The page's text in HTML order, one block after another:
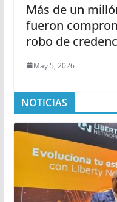
Más de un
fueron
robo de
May 5, 2026
NOTICIAS